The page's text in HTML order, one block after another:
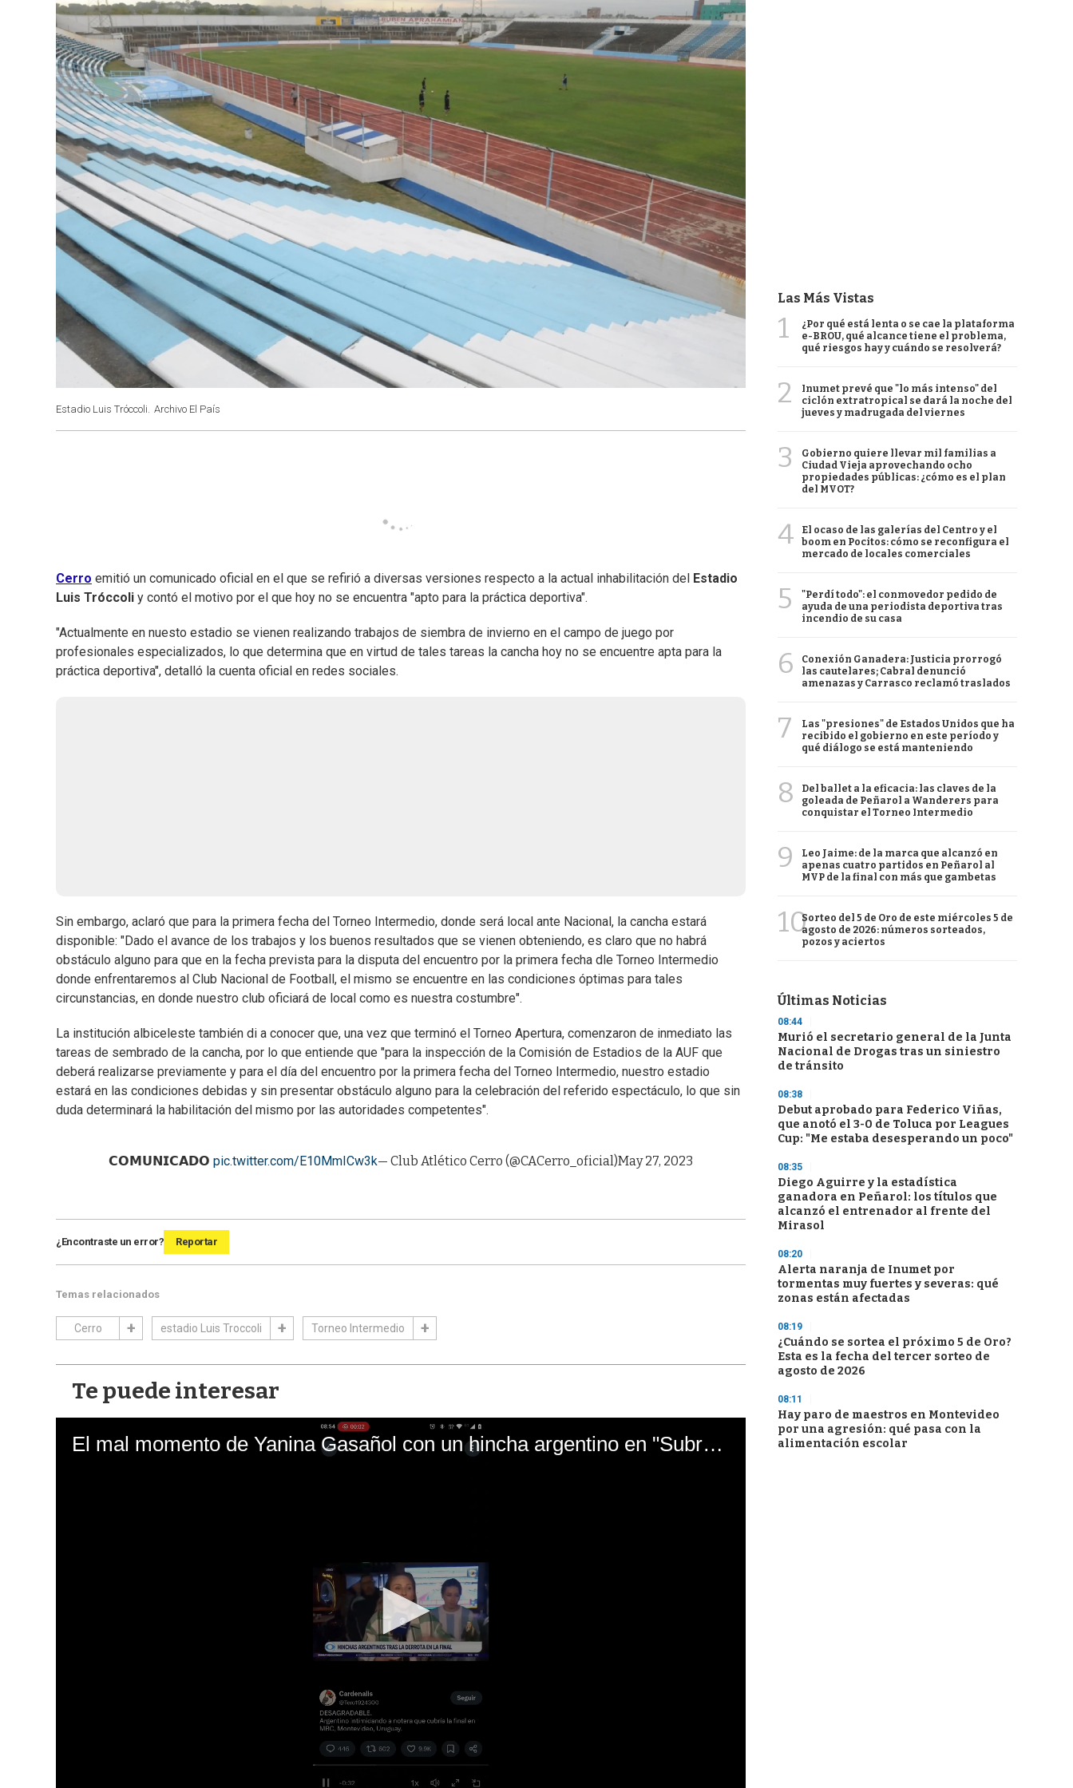
Estadio Luis Tróccoli. Archivo El País
Cerro emitió un comunicado oficial en el que se refirió a diversas versiones respecto a la actual inhabilitación del
Estadio
Luis Tróccoli y contó el motivo por el que hoy no se encuentra "apto para la práctica deportiva".
"Actualmente en nuesto estadio se vienen realizando trabajos de siembra de invierno en el campo de juego por
profesionales especializados, lo que determina que en virtud de tales tareas la cancha hoy no se encuentre apta para la
práctica deportiva", detalló la cuenta oficial en redes sociales.
Sin embargo, aclaró que para la primera fecha del Torneo Intermedio, donde será local ante Nacional, la cancha estará
disponible: "Dado el avance de los trabajos y los buenos resultados que se vienen obteniendo, es claro que no habrá
obstáculo alguno para que en la fecha prevista para la disputa del encuentro por la primera fecha dle Torneo Intermedio
donde enfrentaremos al Club Nacional de Football, el mismo se encuentre en las condiciones óptimas para tales
circunstancias, en donde nuestro club oficiará de local como es nuestra costumbre".
La institución albiceleste también di a conocer que, una vez que terminó el Torneo Apertura, comenzaron de inmediato las
tareas de sembrado de la cancha, por lo que entiende que "para la inspección de la Comisión de Estadios de la AUF que
deberá realizarse previamente y para el día del encuentro por la primera fecha del Torneo Intermedio, nuestro estadio
estará en las condiciones debidas y sin presentar obstáculo alguno para la celebración del referido espectáculo, lo que sin
duda determinará la habilitación del mismo por las autoridades competentes".
𝗖𝗢𝗠𝗨𝗡𝗜𝗖𝗔𝗗𝗢 pic.twitter.com/E10MmICw3k— Club Atlético Cerro (@CACerro_oficial)May 27, 2023
¿Encontraste un error? Reportar
Temas relacionados
Cerro estadio Luis Troccoli Torneo Intermedio
Te puede interesar
El mal momento de Yanina Gasañol con un hincha argentino en "Subrayado"
Las Más Vistas
1
¿Por qué está lenta o se cae la plataforma
e-BROU, qué alcance tiene el problema,
qué riesgos hay y cuándo se resolverá?
2
Inumet prevé que "lo más intenso" del
ciclón extratropical se dará la noche del
jueves y madrugada del viernes
3
Gobierno quiere llevar mil familias a
Ciudad Vieja aprovechando ocho
propiedades públicas: ¿cómo es el plan
del MVOT?
4
El ocaso de las galerías del Centro y el
boom en Pocitos: cómo se reconfigura el
mercado de locales comerciales
5
"Perdí todo": el conmovedor pedido de
ayuda de una periodista deportiva tras
incendio de su casa
6
Conexión Ganadera: Justicia prorrogó
las cautelares; Cabral denunció
amenazas y Carrasco reclamó traslados
7
Las "presiones" de Estados Unidos que ha
recibido el gobierno en este período y
qué diálogo se está manteniendo
8
Del ballet a la eficacia: las claves de la
goleada de Peñarol a Wanderers para
conquistar el Torneo Intermedio
9
Leo Jaime: de la marca que alcanzó en
apenas cuatro partidos en Peñarol al
MVP de la final con más que gambetas
10Sorteo del 5 de Oro de este miércoles 5 de
agosto de 2026: números sorteados,
pozos y aciertos
Últimas Noticias
08:44
Murió el secretario general de la Junta
Nacional de Drogas tras un siniestro
de tránsito
08:38
Debut aprobado para Federico Viñas,
que anotó el 3-0 de Toluca por Leagues
Cup: "Me estaba desesperando un poco"
08:35
Diego Aguirre y la estadística
ganadora en Peñarol: los títulos que
alcanzó el entrenador al frente del
Mirasol
08:20
Alerta naranja de Inumet por
tormentas muy fuertes y severas: qué
zonas están afectadas
08:19
¿Cuándo se sortea el próximo 5 de Oro?
Esta es la fecha del tercer sorteo de
agosto de 2026
08:11
Hay paro de maestros en Montevideo
por una agresión: qué pasa con la
alimentación escolar